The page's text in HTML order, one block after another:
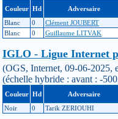
Couleur Hd Adversaire
Blanc
0 Clément JOUBERT
Blanc
0 Guillaume LITVAK
IGLO - Ligue Internet
(OGS, Internet, 09-06-
(échelle hybride : avant : -
Couleur Hd Adversaire
Noir
0 Tarik ZERIOUHI